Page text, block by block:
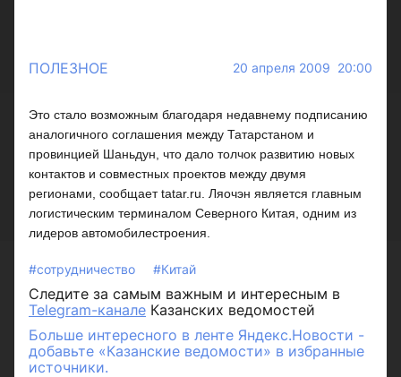
ПОЛЕЗНОЕ 20 апреля 2009 20:00
Это стало возможным благодаря недавнему подписанию
аналогичного соглашения между Татарстаном и
провинцией Шаньдун, что дало толчок развитию новых
контактов и совместных проектов между двумя
регионами, сообщает tatar.ru. Ляочэн является главным
логистическим терминалом Северного Китая, одним из
лидеров автомобилестроения.
#сотрудничество #Китай
Следите за самым важным и интересным в
Telegram-канале Казанских ведомостей
Больше интересного в ленте Яндекс.Новости -
добавьте «Казанские ведомости» в избранные
источники.